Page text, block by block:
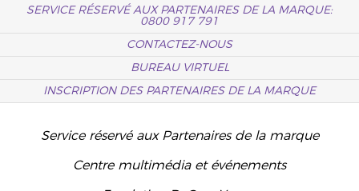
SERVICE RÉSERVÉ AUX PARTENAIRES DE LA MARQUE:
0800 917 791
CONTACTEZ-NOUS
BUREAU VIRTUEL
INSCRIPTION DES PARTENAIRES DE LA MARQUE
Service réservé aux Partenaires de la marque
Centre multimédia et événements